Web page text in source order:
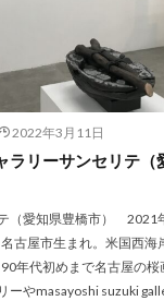
2022年3月11日
リーサンセリテ（
（愛知県豊橋市）
古屋市生まれ。米国西海
年代初めまで名古屋の桜
ーやmasayoshi suzuki